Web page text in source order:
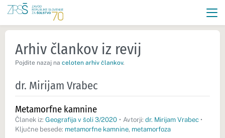
Arhiv člankov iz revij
Pojdite nazaj na celoten arhiv člankov.
dr. Mirijam Vrabec
Metamorfne kamnine
Članek iz: Geografija v šoli 3/2020 • Avtorji: dr. Mirijam Vrabec •
Ključne besede: metamorfne kamnine, metamorfoza